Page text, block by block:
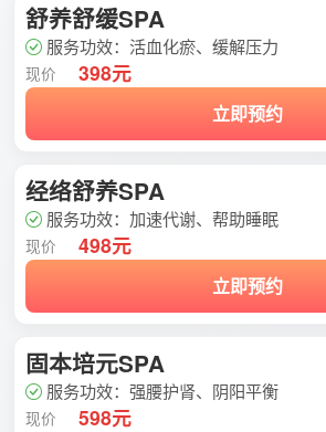
舒养舒缓SPA
服务功效：活血化瘀、缓解压力
现价 398元
立即预约
经络舒养SPA
服务功效：加速代谢、帮助睡眠
现价 498元
立即预约
固本培元SPA
服务功效：强腰护肾、阴阳平衡
现价 598元